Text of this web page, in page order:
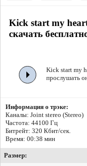
Kick start my
скачать
Kick start my
прослушать
Информация о трэке:
Каналы: Joint stereo (Stereo)
Частота: 44100 Гц
Битрейт: 320 Кбит/сек.
Время: 00:38 мин
Размер: